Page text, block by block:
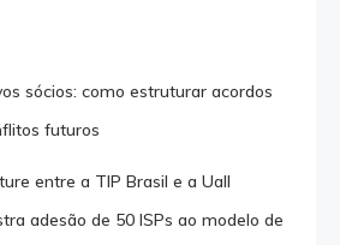
sócios: como estruturar acordos
futuros
entre a TIP Brasil e a Uall
adesão de 50 ISPs ao modelo de